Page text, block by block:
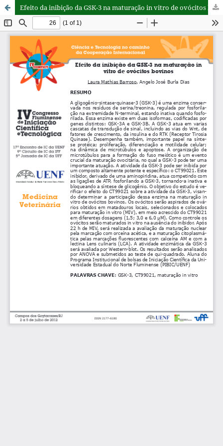
Efeito da inibição da GSK-3 na maturação in vitro de ovócitos bovinos